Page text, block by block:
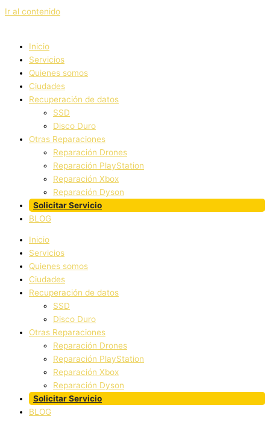
Ir al contenido
Inicio
Servicios
Quienes somos
Ciudades
Recuperación de datos
SSD
Disco Duro
Otras Reparaciones
Reparación Drones
Reparación PlayStation
Reparación Xbox
Reparación Dyson
Solicitar Servicio
BLOG
Inicio
Servicios
Quienes somos
Ciudades
Recuperación de datos
SSD
Disco Duro
Otras Reparaciones
Reparación Drones
Reparación PlayStation
Reparación Xbox
Reparación Dyson
Solicitar Servicio
BLOG